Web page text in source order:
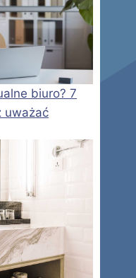
biuro? 7
uważać